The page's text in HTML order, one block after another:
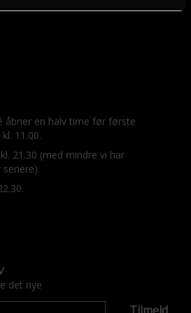
åbner en halv time før første
11.00.
21.30 (med mindre vi har
det nye